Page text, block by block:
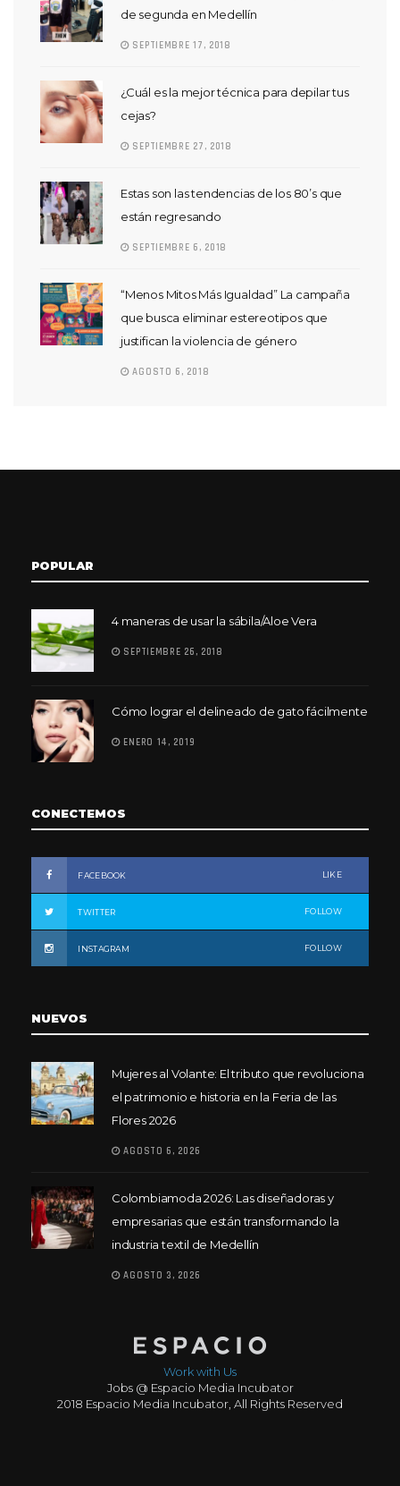
de segunda en Medellín
SEPTIEMBRE 17, 2018
¿Cuál es la mejor técnica para depilar tus
cejas?
SEPTIEMBRE 27, 2018
Estas son las tendencias de los 80’s que
están regresando
SEPTIEMBRE 6, 2018
“Menos Mitos Más Igualdad” La campaña
que busca eliminar estereotipos que
justifican la violencia de género
AGOSTO 6, 2018
POPULAR
4 maneras de usar la sábila/Aloe Vera
SEPTIEMBRE 26, 2018
Cómo lograr el delineado de gato fácilmente
ENERO 14, 2019
CONECTEMOS
FACEBOOK LIKE
TWITTER FOLLOW
INSTAGRAM FOLLOW
NUEVOS
Mujeres al Volante: El tributo que revoluciona
el patrimonio e historia en la Feria de las
Flores 2026
AGOSTO 6, 2026
Colombiamoda 2026: Las diseñadoras y
empresarias que están transformando la
industria textil de Medellín
AGOSTO 3, 2026
Work with Us
Jobs @ Espacio Media Incubator
2018 Espacio Media Incubator, All Rights Reserved